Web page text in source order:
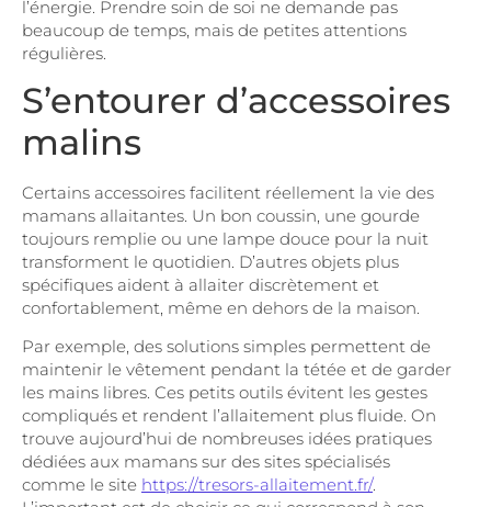
l’énergie. Prendre soin de soi ne demande pas
beaucoup de temps, mais de petites attentions
régulières.
S’entourer d’accessoires
malins
Certains accessoires facilitent réellement la vie des
mamans allaitantes. Un bon coussin, une gourde
toujours remplie ou une lampe douce pour la nuit
transforment le quotidien. D’autres objets plus
spécifiques aident à allaiter discrètement et
confortablement, même en dehors de la maison.
Par exemple, des solutions simples permettent de
maintenir le vêtement pendant la tétée et de garder
les mains libres. Ces petits outils évitent les gestes
compliqués et rendent l’allaitement plus fluide. On
trouve aujourd’hui de nombreuses idées pratiques
dédiées aux mamans sur des sites spécialisés
comme le site https://tresors-allaitement.fr/.